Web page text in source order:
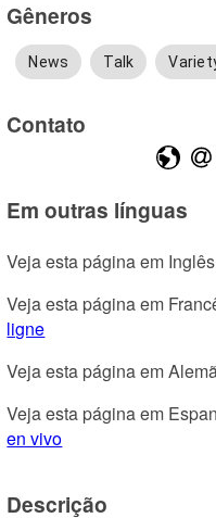
Gêneros
News Talk
Contato
Em outras línguas
Veja esta página em
Veja esta página em
ligne
Veja esta página em
Veja esta página em
en vivo
Descrição